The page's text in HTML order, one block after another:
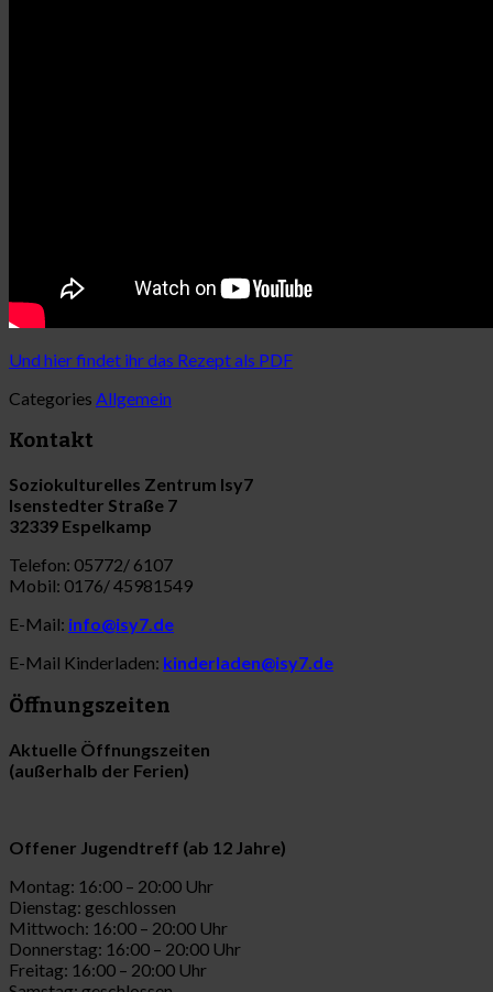
Und hier findet ihr das Rezept als PDF
Categories Allgemein
Kontakt
Soziokulturelles Zentrum Isy7
Isenstedter Straße 7
32339 Espelkamp
Telefon: 05772/ 6107
Mobil: 0176/ 45981549
E-Mail: info@isy7.de
E-Mail Kinderladen: kinderladen@isy7.de
Öffnungszeiten
Aktuelle Öffnungszeiten
(außerhalb der Ferien)
Offener Jugendtreff (ab 12 Jahre)
Montag: 16:00 – 20:00 Uhr
Dienstag: geschlossen
Mittwoch: 16:00 – 20:00 Uhr
Donnerstag: 16:00 – 20:00 Uhr
Freitag: 16:00 – 20:00 Uhr